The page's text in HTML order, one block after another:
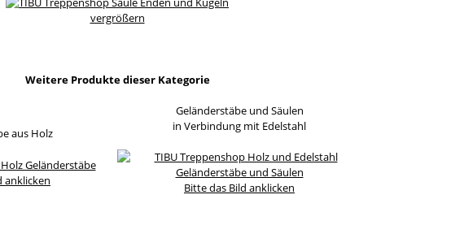
vergrößern
Weitere Produkte dieser Kategorie
aus Holz
anklicken
Geländerstäbe und Säulen
in Verbindung mit Edelstahl
Bitte das Bild anklicken